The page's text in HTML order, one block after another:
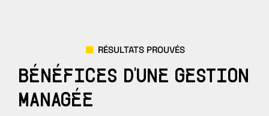
RÉSULTATS PROUVÉS
BÉNÉFICES D'UNE GESTION
MANAGÉE